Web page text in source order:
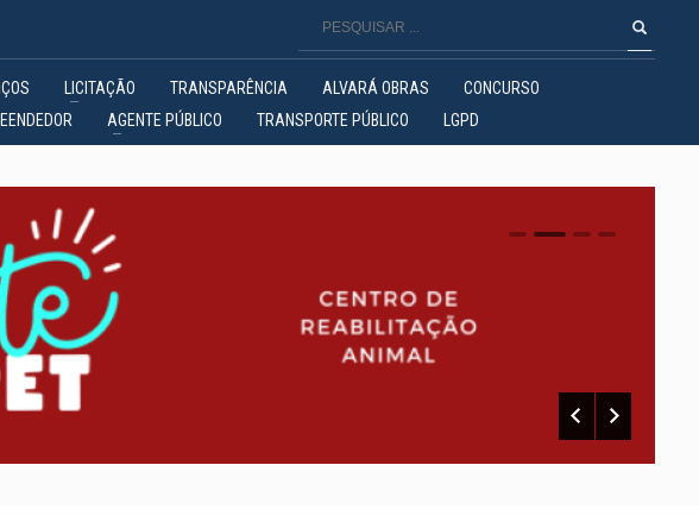
LICITAÇÃO TRANSPARÊNCIA ALVARÁ OBRAS
CONCURSO
AGENTE PÚBLICO TRANSPORTE PÚBLICO LGPD
0 1 2